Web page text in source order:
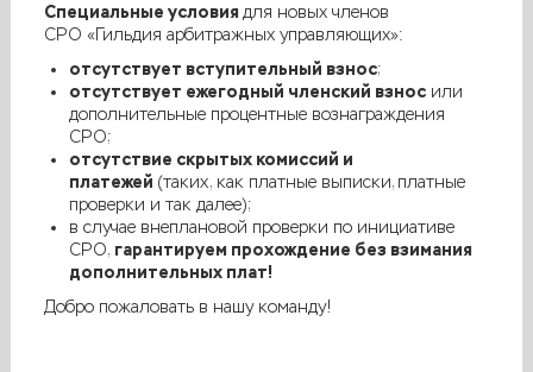
Специальные условия для новых членов
СРО «Гильдия арбитражных управляющих»:
отсутствует вступительный взнос;
отсутствует ежегодный членский взносили
дополнительные процентные вознаграждения
СРО;
отсутствие скрытых комиссий и
платежей (таких, как платные выписки, платные
проверки и так далее);
в случае внеплановой проверки по инициативе
СРО, гарантируем прохождение без взимания
дополнительных плат!
Добро пожаловать в нашу команду!